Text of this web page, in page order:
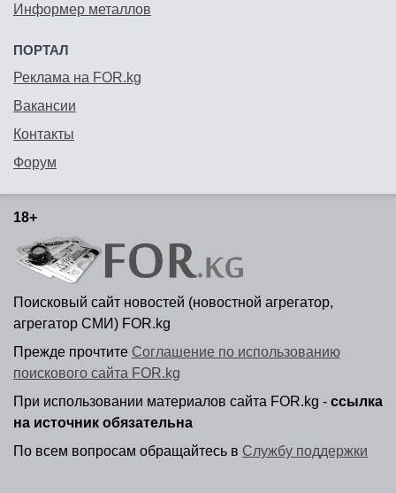
Информер металлов
ПОРТАЛ
Реклама на FOR.kg
Вакансии
Контакты
Форум
18+
Поисковый сайт новостей (новостной агрегатор,
агрегатор СМИ) FOR.kg
Прежде прочтите Соглашение по использованию
поискового сайта FOR.kg
При использовании материалов сайта FOR.kg - ссылка
на источник обязательна
По всем вопросам обращайтесь в Службу поддержки